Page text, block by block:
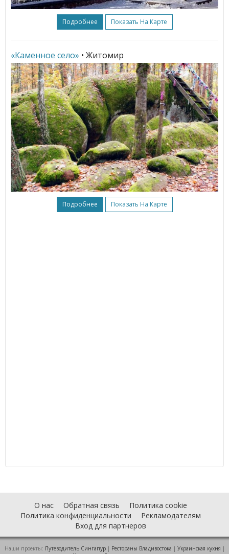
Подробнее Показать На Карте
«Каменное село» • Житомир
Подробнее Показать На Карте
О нас Обратная связь
Политика cookie
Политика конфиденциальности
Рекламодателям
Вход для партнеров
Наши проекты: Путеводитель Сингапур| Рестораны Владивостока | Украинская кухня |